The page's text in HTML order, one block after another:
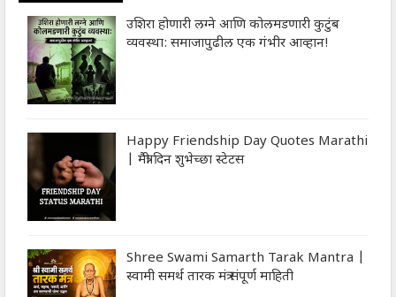
उशिरा होणारी लग्ने आणि कोलमडणारी कुटुंब
व्यवस्था: समाजापुढील एक गंभीर आव्हान!
Happy Friendship Day Quotes Marathi
| मैत्री दिन शुभेच्‍छा स्‍टेटस
Shree Swami Samarth Tarak Mantra |
स्वामी समर्थ तारक मंत्र संपूर्ण माहिती